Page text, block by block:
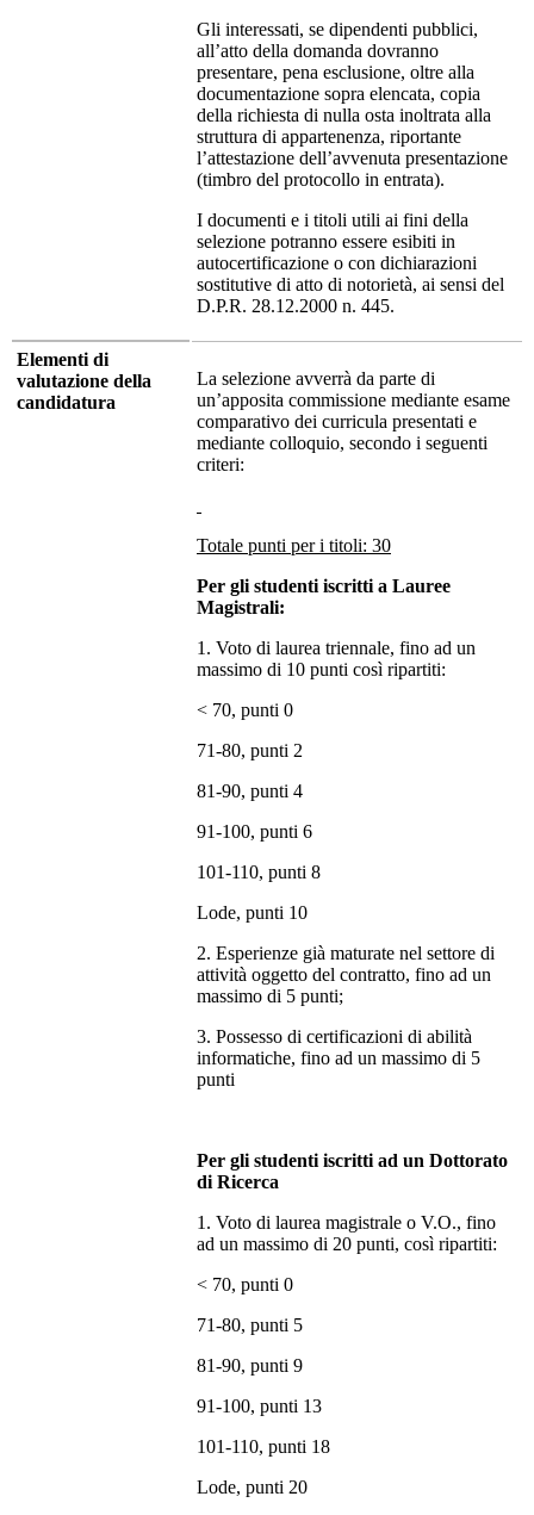
Gli interessati, se dipendenti pubblici,
all’atto della domanda dovranno
presentare, pena esclusione, oltre alla
documentazione sopra elencata, copia
della richiesta di nulla osta inoltrata alla
struttura di appartenenza, riportante
l’attestazione dell’avvenuta presentazione
(timbro del protocollo in entrata).
I documenti e i titoli utili ai fini della
selezione potranno essere esibiti in
autocertificazione o con dichiarazioni
sostitutive di atto di notorietà, ai sensi del
D.P.R. 28.12.2000 n. 445.
Elementi di
valutazione della
candidatura
La selezione avverrà da parte di
un’apposita commissione mediante esame
comparativo dei curricula presentati e
mediante colloquio, secondo i seguenti
criteri:
Totale punti per i titoli: 30
Per gli studenti iscritti a Lauree
Magistrali:
1. Voto di laurea triennale, fino ad un
massimo di 10 punti così ripartiti:
< 70, punti 0
71-80, punti 2
81-90, punti 4
91-100, punti 6
101-110, punti 8
Lode, punti 10
2. Esperienze già maturate nel settore di
attività oggetto del contratto, fino ad un
massimo di 5 punti;
3. Possesso di certificazioni di abilità
informatiche, fino ad un massimo di 5
punti
Per gli studenti iscritti ad un Dottorato
di Ricerca
1. Voto di laurea magistrale o V.O., fino
ad un massimo di 20 punti, così ripartiti:
< 70, punti 0
71-80, punti 5
81-90, punti 9
91-100, punti 13
101-110, punti 18
Lode, punti 20